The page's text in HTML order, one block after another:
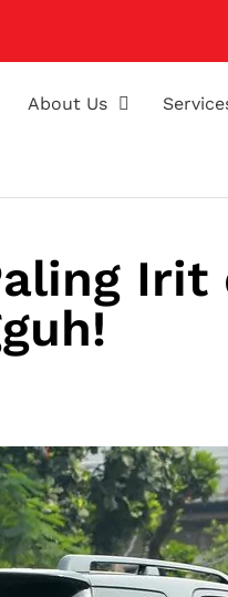
About Us
Irit